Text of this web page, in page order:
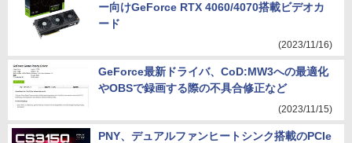
ー向けGeForce RTX 4060/4070搭載ビデオカ
ード
(2023/11/16)
GeForce最新ドライバ、CoD:MW3への最適化
やOBSで録画する際の不具合修正など
(2023/11/15)
PNY、デュアルファンヒートシンク搭載のPCIe